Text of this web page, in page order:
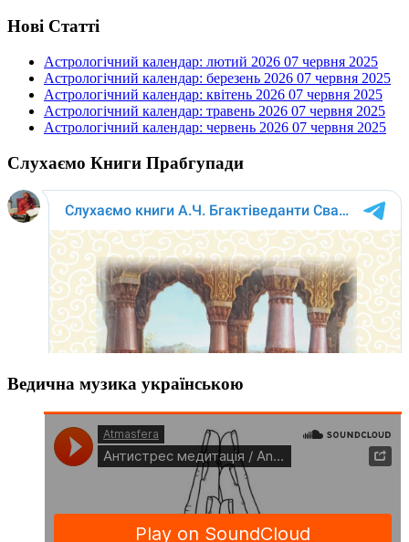
Нові Статті
Астрологічний календар: лютий 2026 07 червня 2025
Астрологічний календар: березень 2026 07 червня 2025
Астрологічний календар: квітень 2026 07 червня 2025
Астрологічний календар: травень 2026 07 червня 2025
Астрологічний календар: червень 2026 07 червня 2025
Слухаємо Книги Прабгупади
Ведична музика українською